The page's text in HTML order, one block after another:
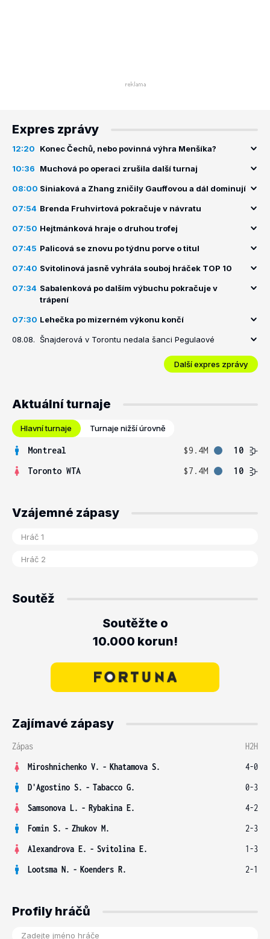
Expres zprávy
12:20 Konec Čechů, nebo povinná výhra Menšíka?
10:36 Muchová po operaci zrušila další turnaj
08:00 Siniaková a Zhang zničily Gauffovou a dál dominují
07:54 Brenda Fruhvirtová pokračuje v návratu
07:50 Hejtmánková hraje o druhou trofej
07:45 Palicová se znovu po týdnu porve o titul
07:40 Svitolinová jasně vyhrála souboj hráček TOP 10
07:34 Sabalenková po dalším výbuchu pokračuje v
trápení
07:30 Lehečka po mizerném výkonu končí
08.08. Šnajderová v Torontu nedala šanci Pegulaové
Další expres zprávy
Aktuální turnaje
Hlavní turnaje Turnaje nižší úrovně
Montreal $9.4M
10
Toronto WTA
$7.4M 10
Vzájemné zápasy
Soutěž
Soutěžte o
10.000 korun!
Zajímavé zápasy
Zápas
H2H
Miroshnichenko V. - Khatamova S.
4-0
D'Agostino S. - Tabacco G.
0-3
Samsonova L. - Rybakina E.
4-2
Fomin S. - Zhukov M.
2-3
Alexandrova E. - Svitolina E.
1-3
Lootsma N. - Koenders R. 2-1
Profily hráčů